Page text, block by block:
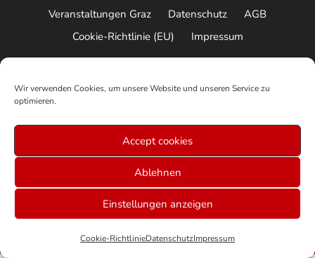
Wir verwenden Cookies, um unsere Website und unseren Service zu
optimieren.
Accept cookies
Ablehnen
Einstellungen anzeigen
Cookie-RichtlinieDatenschutzImpressum
Veranstaltungen Graz
Datenschutz
AGB
Cookie-Richtlinie (EU)
Impressum